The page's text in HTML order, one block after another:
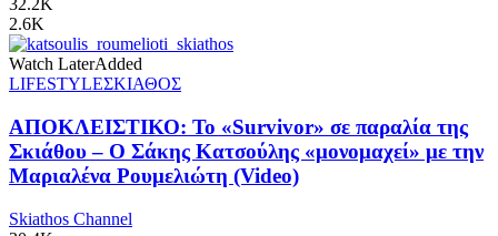
32.2K
2.6K
Watch LaterAdded
LIFESTYLEΣΚΙΑΘΟΣ
ΑΠΟΚΛΕΙΣΤΙΚΟ: Το «Survivor» σε παραλία της
Σκιάθου – Ο Σάκης Κατσούλης «μονομαχεί» με την
Μαριαλένα Ρουμελιώτη (Video)
Skiathos Channel